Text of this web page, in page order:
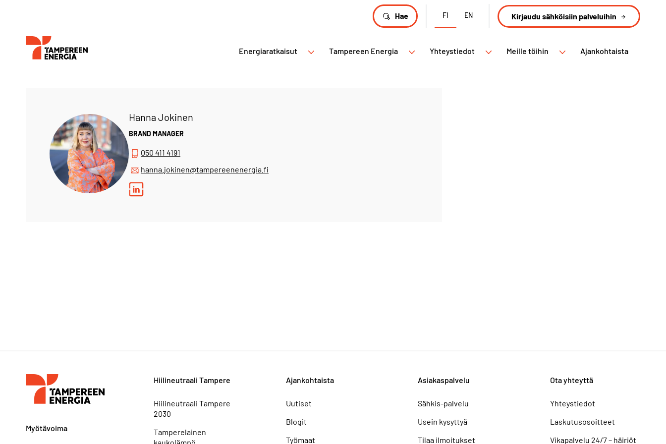
Hae FI EN Kirjaudu sähköisiin palveluihin
Energiaratkaisut Tampereen Energia Yhteystiedot Meille töihin Ajankohtaista
Hanna Jokinen
BRAND MANAGER
050 411 4191
hanna.jokinen@tampereenenergia.fi
Myötävoima
Hiilineutraali Tampere
Hiilineutraali Tampere
2030
Tamperelainen
Ajankohtaista
Uutiset
Blogit
Työmaat
Asiakaspalvelu
Sähkis-palvelu
Usein kysyttyä
Tilaa ilmoitukset
Ota yhteyttä
Yhteystiedot
Laskutusosoitteet
Vikapalvelu 24/7 – häiriöt